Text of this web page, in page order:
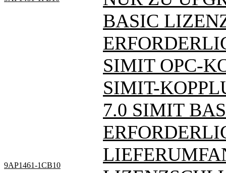
BASIC
9AP1461-1CB10
SIMIT OPC-
SIMIT-
7.0 SIMIT